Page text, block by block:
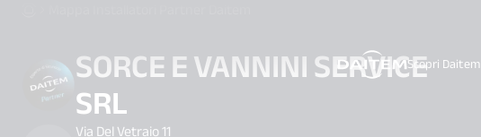
Scopri Daitem
search.label
SORCE E VANNINI SERVICE
SRL
Via Del Vetraio 11